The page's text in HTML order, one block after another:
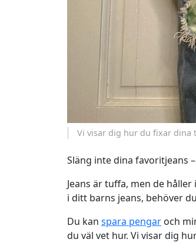
Vi visar dig hur du fixar dina
Släng inte dina favoritjeans
Jeans är tuffa, men de
i ditt barns jeans, behöver
Du kan spara pengar och
du väl vet hur. Vi visar dig